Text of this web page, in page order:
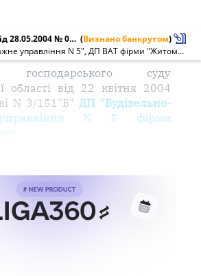
Оголошення від 28.05.2004 № 01272769 (Визнано банкрутом)
"Будівельно-монтажне управління N 5", ДП ВАТ фірми "Житомирінвест" (01272769)
господарського суду
області від 22 квітня 2004
N 3/151"Б"ДП "Будівельно-
N 5 фірми